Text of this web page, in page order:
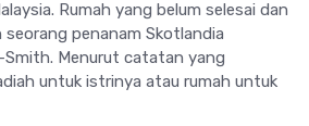
Rumah yang belum selesai dan
penanam Skotlandia
Smith. Menurut catatan yang
untuk istrinya atau rumah untuk